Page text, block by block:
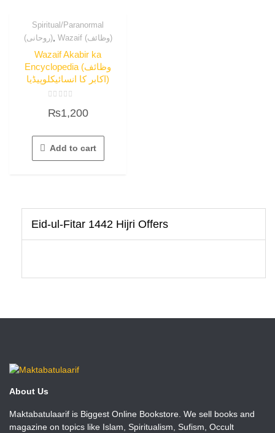
Spiritual/Paranormal
(روحانی), Wazaif (وظائف)
Wazaif Akabir ka
Encyclopedia (وظائف
اکابر کا انسائیکلوپیڈیا)
0
out
5
₨1,200
Add to cart
Eid-ul-Fitar 1442 Hijri Offers
About Us
Maktabatulaarif is Biggest Online Bookstore. We sell books and
magazine on topics like Islam, Spiritualism, Sufism, Occult